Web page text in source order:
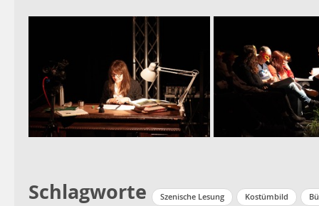
Schlagworte Szenische Lesung Kostümbild